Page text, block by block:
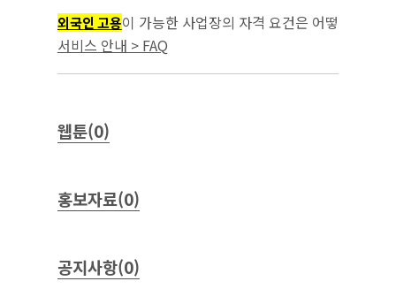
외국인 고용이 가능한 사업장의 자격 요건은 어떻
게 되나요?...
서비스 안내 > FAQ
웹툰(0)
홍보자료(0)
공지사항(0)